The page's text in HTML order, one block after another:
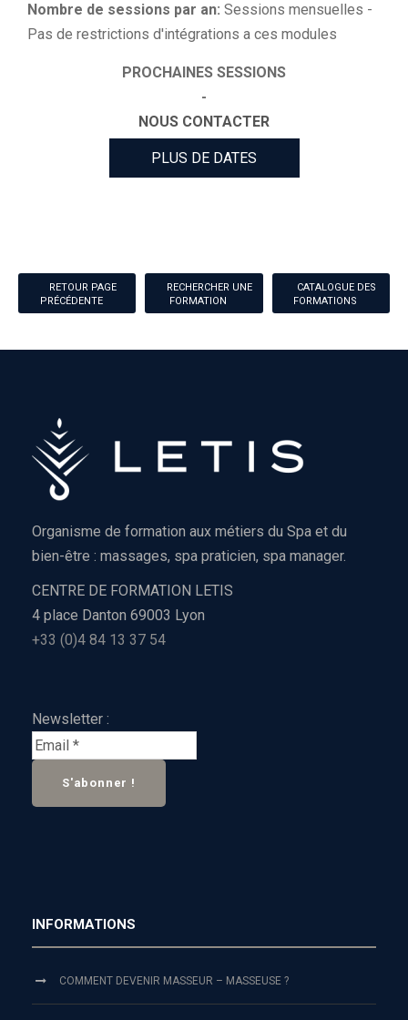
Nombre de sessions par an: Sessions mensuelles -
Pas de restrictions d'intégrations a ces modules
PROCHAINES SESSIONS
-
NOUS CONTACTER
PLUS DE DATES
RETOUR PAGE
PRÉCÉDENTE
RECHERCHER UNE
FORMATION
CATALOGUE DES
FORMATIONS
Organisme de formation aux métiers du Spa et du
bien-être : massages, spa praticien, spa manager.
CENTRE DE FORMATION LETIS
4 place Danton 69003 Lyon
+33 (0)4 84 13 37 54
Newsletter :
INFORMATIONS
COMMENT DEVENIR MASSEUR – MASSEUSE ?